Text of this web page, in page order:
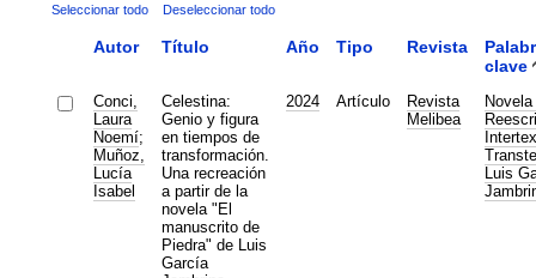
Seleccionar todo Deseleccionar todo
Autor Título Año Tipo Revista
clave
Conci,
Laura
Noemí;
Muñoz,
Lucía
Isabel
Celestina:
Genio y figura
en tiempos de
transformación.
Una recreación
a partir de la
novela "El
manuscrito de
Piedra" de Luis
García
2024 Artículo
Revista
Melibea
Luis